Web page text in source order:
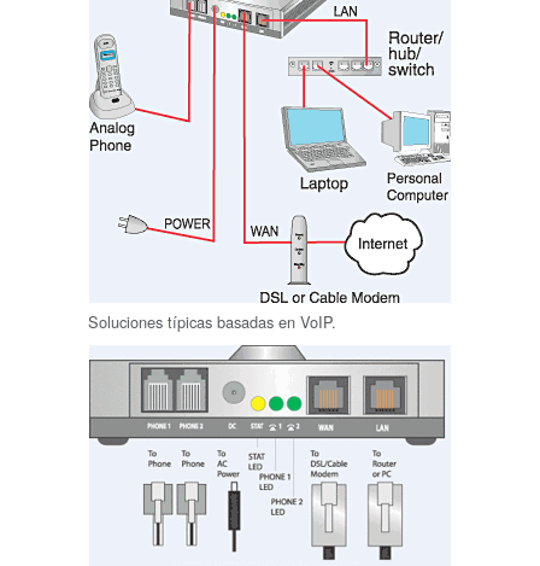
Soluciones típicas basadas en VoIP.